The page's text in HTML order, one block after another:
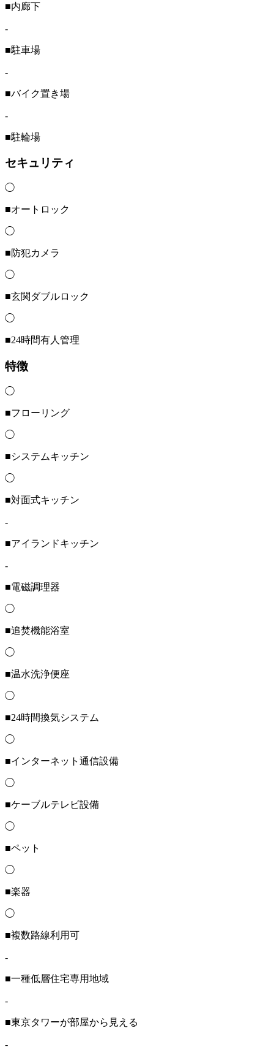
■内廊下
-
■駐車場
-
■バイク置き場
-
■駐輪場
セキュリティ
◯
■オートロック
◯
■防犯カメラ
◯
■玄関ダブルロック
◯
■24時間有人管理
特徴
◯
■フローリング
◯
■システムキッチン
◯
■対面式キッチン
-
■アイランドキッチン
-
■電磁調理器
◯
■追焚機能浴室
◯
■温水洗浄便座
◯
■24時間換気システム
◯
■インターネット通信設備
◯
■ケーブルテレビ設備
◯
■ペット
◯
■楽器
◯
■複数路線利用可
-
■一種低層住宅専用地域
-
■東京タワーが部屋から見える
-